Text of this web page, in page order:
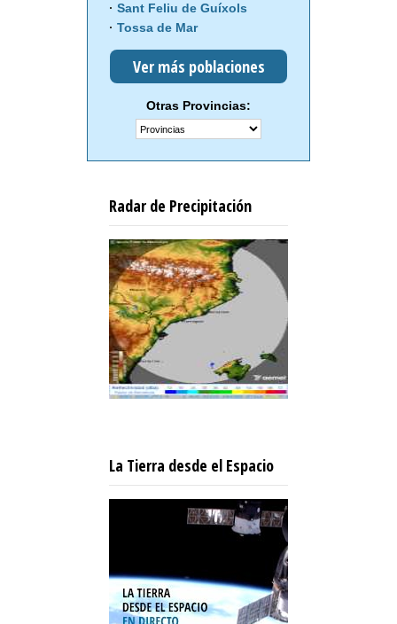
Sant Feliu de Guíxols
Tossa de Mar
Ver más poblaciones
Otras Provincias:
Radar de Precipitación
La Tierra desde el Espacio